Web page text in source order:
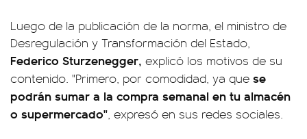
Luego de la publicación de la norma, el ministro de
Desregulación y Transformación del Estado,
Federico Sturzenegger, explicó los motivos de su
contenido. "Primero, por comodidad, ya que se
podrán sumar a la compra semanal en tu almacén
o supermercado", expresó en sus redes sociales.